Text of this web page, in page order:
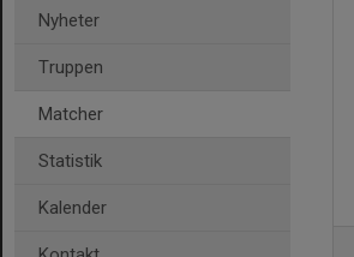
Nyheter
Truppen
Matcher
Statistik
Kalender